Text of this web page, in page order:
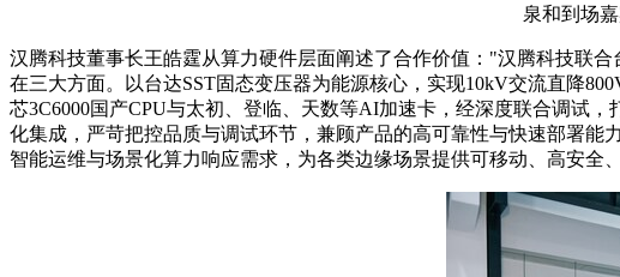
泉和到场
汉腾科技董事长王皓霆从算力硬件层面阐述了合作价值："汉腾科技联
在三大方面。以台达SST固态变压器为能源核心，实现10kV交流直降
芯3C6000国产CPU与太初、登临、天数等AI加速卡，经深度联合调试
化集成，严苛把控品质与调试环节，兼顾产品的高可靠性与快速部署能
智能运维与场景化算力响应需求，为各类边缘场景提供可移动、高安全